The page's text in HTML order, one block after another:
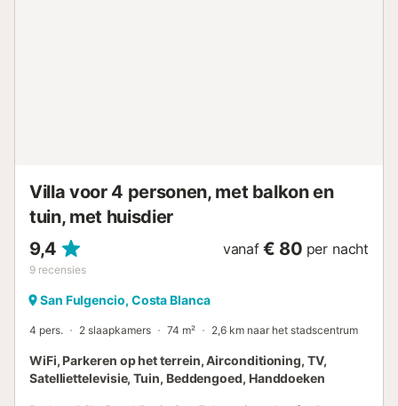
Villa voor 4 personen, met balkon en
tuin, met huisdier
9,4
9 recensies
vanaf € 80 per nacht
San Fulgencio, Costa Blanca
4 pers. 2 slaapkamers 74 m² 2,6 km naar het stadscentrum
WiFi, Parkeren op het terrein, Airconditioning, TV,
Satelliettelevisie, Tuin, Beddengoed, Handdoeken